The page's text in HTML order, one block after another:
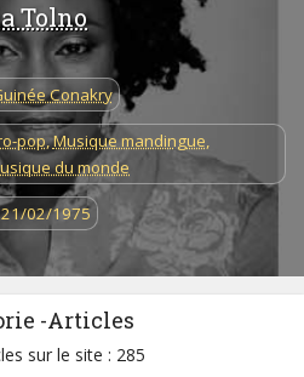
Tolno
Conakry
pop,Musique mandingue,
du monde
21/02/1975
-Articles
sur le site : 285